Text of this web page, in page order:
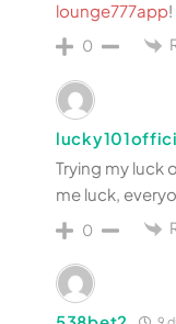
lounge777app!
0
Trying my luck
me luck,
0
9